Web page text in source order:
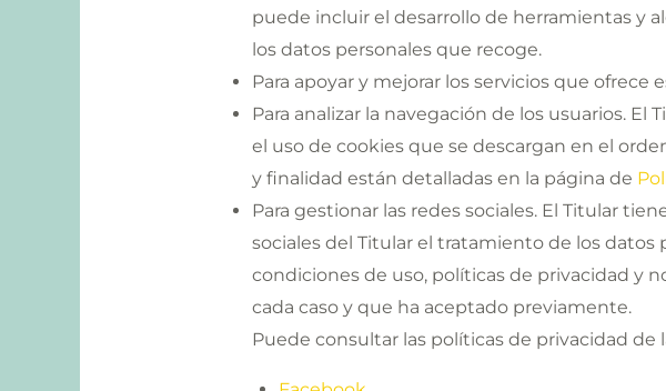
puede incluir el desarrollo de herramientas y
los datos personales que recoge.
Para apoyar y mejorar los servicios que ofrece
Para analizar la navegación de los usuarios.
el uso de cookies que se descargan en el
y finalidad están detalladas en la página de
Para gestionar las redes sociales. El Titular
sociales del Titular el tratamiento de los datos
condiciones de uso, políticas de privacidad y
cada caso y que ha aceptado previamente.
Puede consultar las políticas de privacidad de